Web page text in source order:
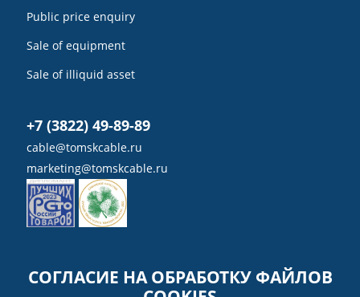
Public price enquiry
Sale of equipment
Sale of illiquid asset
+7 (3822) 49-89-89
cable@tomskcable.ru
marketing@tomskcable.ru
Ru Eng
СОГЛАСИЕ НА ОБРАБОТКУ ФАЙЛОВ